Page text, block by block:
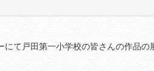
て戸田第一小学校の皆さんの作品